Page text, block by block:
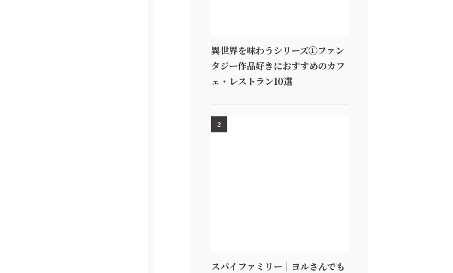
異世界を味わうシリーズ①ファン
タジー作品好きにおすすめのカフ
ェ・レストラン10選
2
スパイファミリー｜ヨルさんでも